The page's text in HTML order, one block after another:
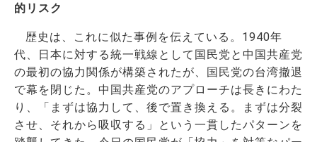
的リスク
歴史は、これに似た事例を伝えている。1940年
代、日本に対する統一戦線として国民党と中国共産党
の最初の協力関係が構築されたが、国民党の台湾撤退
で幕を閉じた。中国共産党のアプローチは長きにわた
り、「まずは協力して、後で置き換える。まずは分裂
させ、それから吸収する」という一貫したパターンを